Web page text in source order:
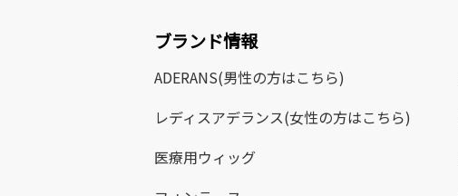
ブランド情報
ADERANS(男性の方はこちら)
レディスアデランス(女性の方はこちら)
医療用ウィッグ